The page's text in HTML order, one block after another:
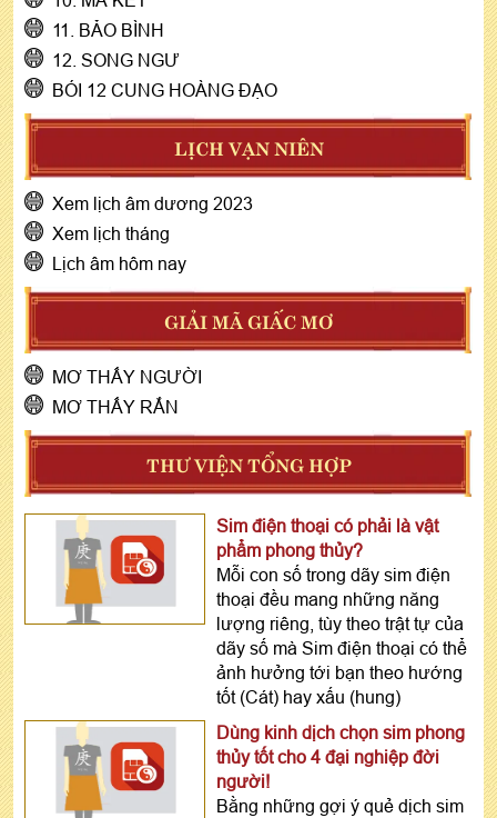
11. BẢO BÌNH
12. SONG NGƯ
BÓI 12 CUNG HOÀNG ĐẠO
LỊCH VẠN NIÊN
Xem lịch âm dương 2023
Xem lịch tháng
Lịch âm hôm nay
GIẢI MÃ GIẤC MƠ
MƠ THẤY NGƯỜI
MƠ THẤY RẮN
THƯ VIỆN TỔNG HỢP
Sim điện thoại có phải là vật
phẩm phong thủy?
Mỗi con số trong dãy sim điện
thoại đều mang những năng
lượng riêng, tùy theo trật tự của
dãy số mà Sim điện thoại có thể
ảnh hưởng tới bạn theo hướng
tốt (Cát) hay xấu (hung)
Dùng kinh dịch chọn sim phong
thủy tốt cho 4 đại nghiệp đời
người!
Bằng những gợi ý quẻ dịch sim